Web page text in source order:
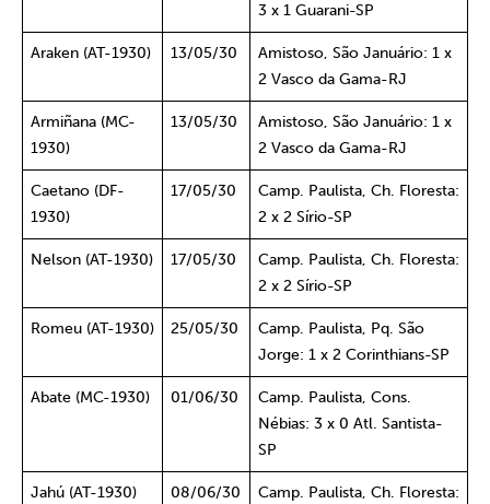
3 x 1 Guarani-SP
Araken (AT-1930) 13/05/30
Amistoso, São Januário: 1 x
2 Vasco da Gama-RJ
Armiñana (MC-
1930)
13/05/30
Amistoso, São Januário: 1 x
2 Vasco da Gama-RJ
Caetano (DF-
1930)
17/05/30
Camp. Paulista, Ch. Floresta:
2 x 2 Sírio-SP
Nelson (AT-1930) 17/05/30
Camp. Paulista, Ch. Floresta:
2 x 2 Sírio-SP
Romeu (AT-1930) 25/05/30
Camp. Paulista, Pq. São
Jorge: 1 x 2 Corinthians-SP
Abate (MC-1930) 01/06/30
Camp. Paulista, Cons.
Nébias: 3 x 0 Atl. Santista-
SP
Jahú (AT-1930) 08/06/30
Camp. Paulista, Ch. Floresta: